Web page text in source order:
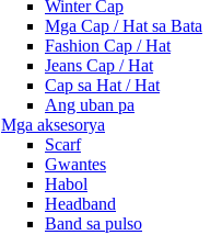
Winter Cap
Mga Cap / Hat sa Bata
Fashion Cap / Hat
Jeans Cap / Hat
Cap sa Hat / Hat
Ang uban pa
Mga aksesorya
Scarf
Gwantes
Habol
Headband
Band sa pulso